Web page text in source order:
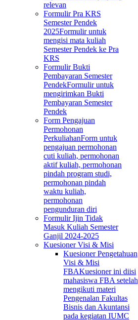
relevan
Formulir Pra KRS
Semester Pendek
2025Formulir untuk
mengisi mata kuliah
Semester Pendek ke Pra
KRS
Formulir Bukti
Pembayaran Semester
PendekFormulir untuk
mengirimkan Bukti
Pembayaran Semester
Pendek
Form Pengajuan
Permohonan
PerkuliahanForm untuk
pengajuan permohonan
cuti kuliah, permohonan
aktif kuliah, permohonan
pindah program studi,
permohonan pindah
waktu kuliah,
permohonan
pengunduran diri
Formulir Ijin Tidak
Masuk Kuliah Semester
Ganjil 2024-2025
Kuesioner Visi & Misi
Kuesioner Pengetahuan
Visi & Misi
FBAKuesioner ini diisi
mahasiswa FBA setelah
mengikuti materi
Pengenalan Fakultas
Bisnis dan Akuntansi
pada kegiatan IUMC